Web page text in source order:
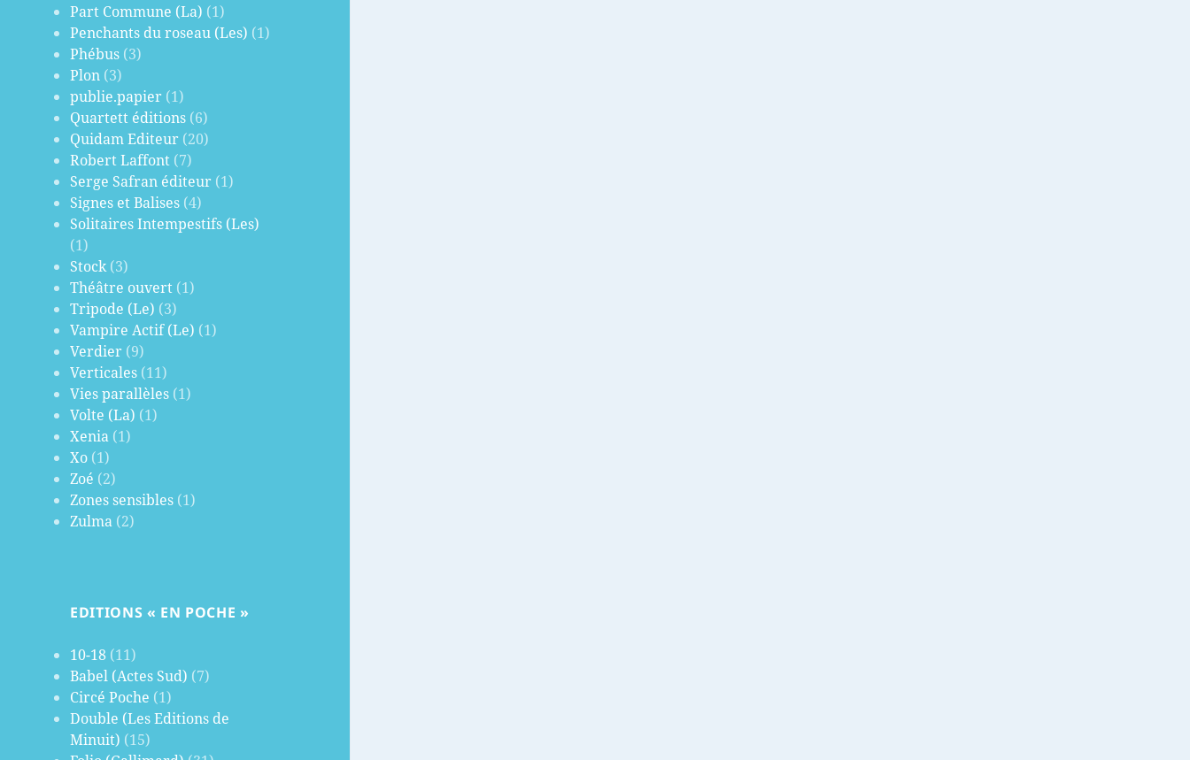
Part Commune (La) (1)
Penchants du roseau (Les) (1)
Phébus (3)
Plon (3)
publie.papier (1)
Quartett éditions (6)
Quidam Editeur (20)
Robert Laffont (7)
Serge Safran éditeur (1)
Signes et Balises (4)
Solitaires Intempestifs (Les)
(1)
Stock(3)
Théâtre ouvert (1)
Tripode (Le) (3)
Vampire Actif (Le) (1)
Verdier (9)
Verticales (11)
Vies parallèles (1)
Volte (La) (1)
Xenia (1)
Xo (1)
Zoé (2)
Zones sensibles (1)
Zulma (2)
EDITIONS « EN POCHE »
10-18 (11)
Babel (Actes Sud) (7)
Circé Poche (1)
Double (Les Editions de
Minuit) (15)